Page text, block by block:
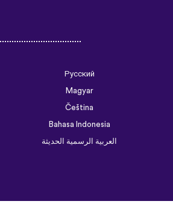
Русский
Magyar
Čeština
Bahasa Indonesia
العربية الرسمية الحديثة